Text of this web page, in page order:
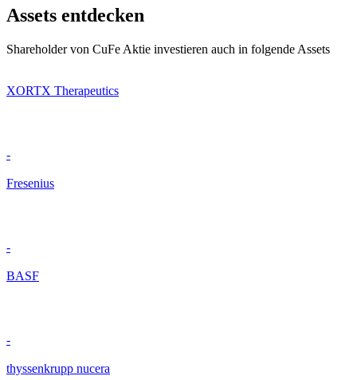
Assets entdecken
Shareholder von CuFe Aktie investieren auch in folgende Assets
XORTX Therapeutics
-
Fresenius
-
BASF
-
thyssenkrupp nucera